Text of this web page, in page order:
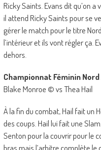
Ricky Saints. Evans dit qu’on
il attend Ricky Saints pour se
gérer le match pour le titre
l’intérieur et ils vont régler ça.
dehors.
Championnat Féminin
Blake Monroe © vs Thea Hail
À la fin du combat, Hail fait un
des coups. Hail lui fait une
Senton pour la couvrir pour le